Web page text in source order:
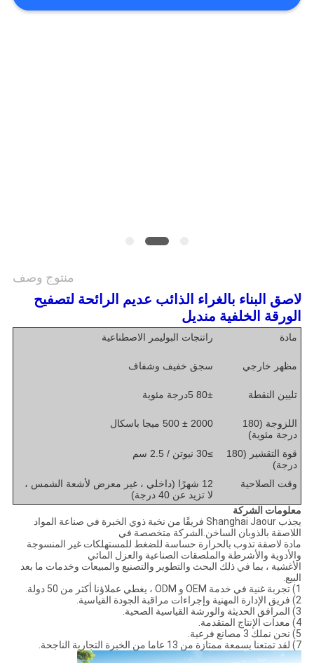
منتوج وصف
لاصق البناء بالغراء الذائب عديم الرائحة لتصفيح
الورقة الخلفية منديل
مادة راتنجات البوليمر الاصطناعية
مظهر خارجي سجق خفيف وشفاف
تليين النقطة 80± 5 درجة مئوية
اللزوجة (180
درجة مئوية)
2000 ± 500 ميجا باسكال
قوة التقشير (180
درجة)
≥30 نيوتن / 2.5 سم
وقت الصلاحية
12 شهرًا (داخلي ، غير معرض لأشعة الشمس ،
لا تزيد عن 40 درجة)
معلومات الشركة
يجذب Shanghai Jaour فريقًا من نخبة ذوي الخبرة في صناعة المواد
اللاصقة بالذوبان الساخن.الشركة متخصصة في
مادة لاصقة تذوب بالحرارة حساسة للضغط للمستهلكات غير المنسوجة
والأدوية والأشرطة والملصقات الصناعية والعزل المائي
الأغشية ، بما في ذلك البحث والتطوير والتصنيع والمبيعات وخدمات ما بعد
البيع.
1) تجربة غنية في خدمة OEM و ODM ، يغطي عملاؤنا أكثر من 50 دولة.
2) فريق الإدارة المهنية وإجراءات مراقبة الجودة القياسية.
3) المرافق الحديثة والورشة القياسية الصحية.
4) معدات الإنتاج المتقدمة.
5) نحن نملك 3 مصانع فرعية.
7) لقد تمتعنا بسمعة ممتازة من 13 عاما من الخبرة التجارية الناجحة.